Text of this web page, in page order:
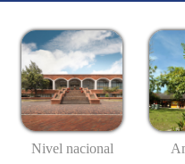
Nivel nacional